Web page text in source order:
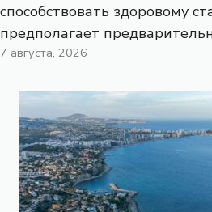
способствовать здоровому
предполагает
7 августа, 2026